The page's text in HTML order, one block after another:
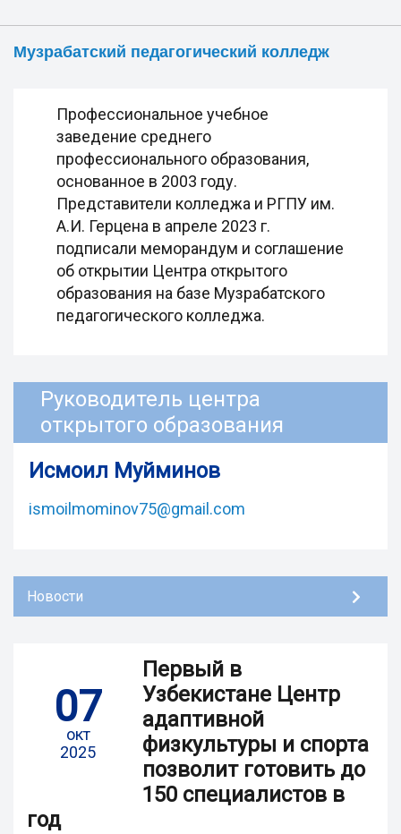
Музрабатский педагогический колледж
Профессиональное учебное
заведение среднего
профессионального образования,
основанное в 2003 году.
Представители колледжа и РГПУ им.
А.И. Герцена в апреле 2023 г.
подписали меморандум и соглашение
об открытии Центра открытого
образования на базе Музрабатского
педагогического колледжа.
Руководитель центра
открытого образования
Исмоил Муйминов
ismoilmominov75@gmail.com
Новости
07
окт
2025
Первый в
Узбекистане Центр
адаптивной
физкультуры и спорта
позволит готовить до
150 специалистов в
год